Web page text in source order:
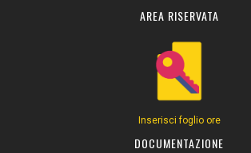
AREA RISERVATA
Inserisci foglio ore
DOCUMENTAZIONE